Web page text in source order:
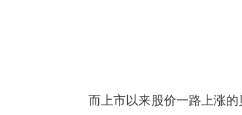
而上市以来股价一路上涨